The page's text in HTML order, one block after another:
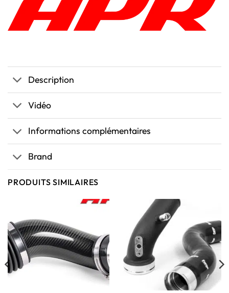
Description
Vidéo
Informations complémentaires
Brand
PRODUITS SIMILAIRES